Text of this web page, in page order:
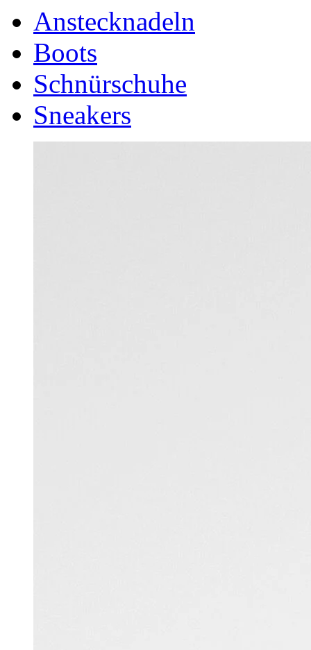
Anstecknadeln
Boots
Schnürschuhe
Sneakers